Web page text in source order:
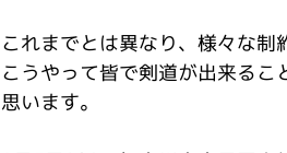
これまでとは異なり、様々な
こうやって皆で剣道が出来る
思います。